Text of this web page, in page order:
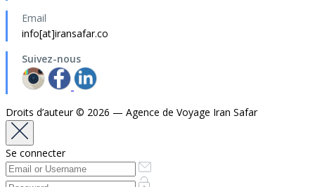
Email
info[at]iransafar.co
Suivez-nous
Droits d’auteur © 2026 — Agence de Voyage Iran Safar
Se connecter